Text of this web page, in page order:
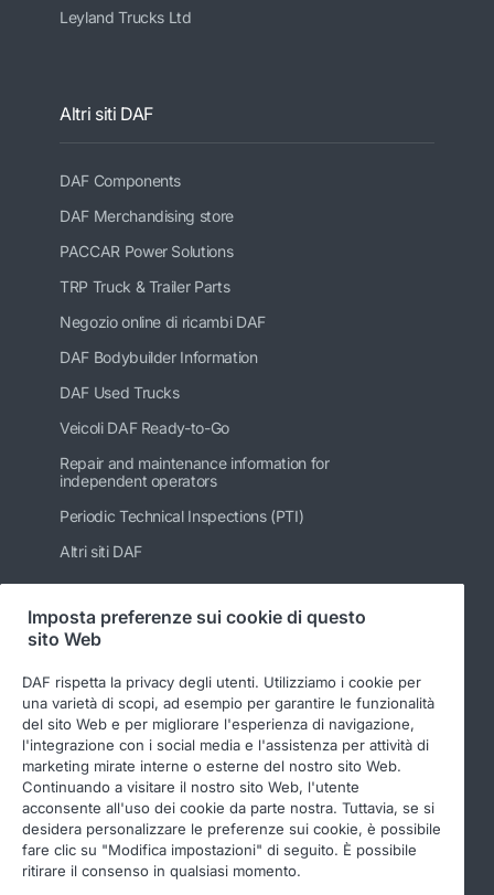
Leyland Trucks Ltd
Altri siti DAF
DAF Components
DAF Merchandising store
PACCAR Power Solutions
TRP Truck & Trailer Parts
Negozio online di ricambi DAF
DAF Bodybuilder Information
DAF Used Trucks
Veicoli DAF Ready-to-Go
Repair and maintenance information for
independent operators
Periodic Technical Inspections (PTI)
Altri siti DAF
Seguici
© 2026 DAF Legal notice
Privacy statement
Imposta preferenze sui cookie di questo
sito Web
DAF rispetta la privacy degli utenti. Utilizziamo i cookie per
una varietà di scopi, ad esempio per garantire le funzionalità
del sito Web e per migliorare l'esperienza di navigazione,
l'integrazione con i social media e l'assistenza per attività di
marketing mirate interne o esterne del nostro sito Web.
Continuando a visitare il nostro sito Web, l'utente
acconsente all'uso dei cookie da parte nostra. Tuttavia, se si
desidera personalizzare le preferenze sui cookie, è possibile
fare clic su "Modifica impostazioni" di seguito. È possibile
ritirare il consenso in qualsiasi momento.